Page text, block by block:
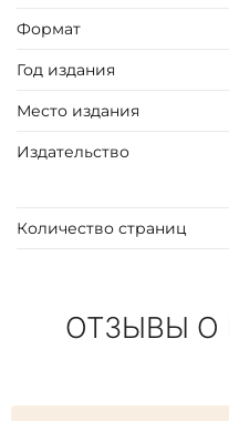
Формат
Год издания
Место издания
Издательство
Количество страниц
ОТЗЫВЫ О